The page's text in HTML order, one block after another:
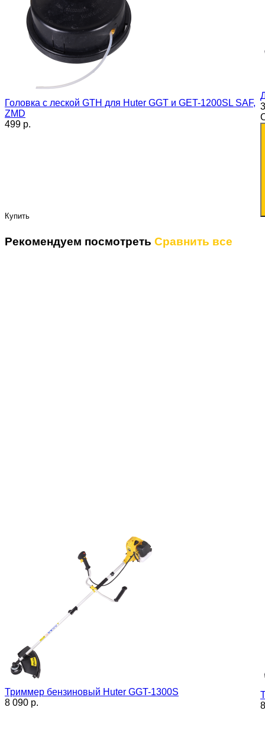
Головка с леской GTH для Huter GGT и GET-1200SL SAF,
ZMD
499 p.
Купить
Рекомендуем посмотреть Сравнить все
Триммер бензиновый Huter GGT-1300S
8 090 p.